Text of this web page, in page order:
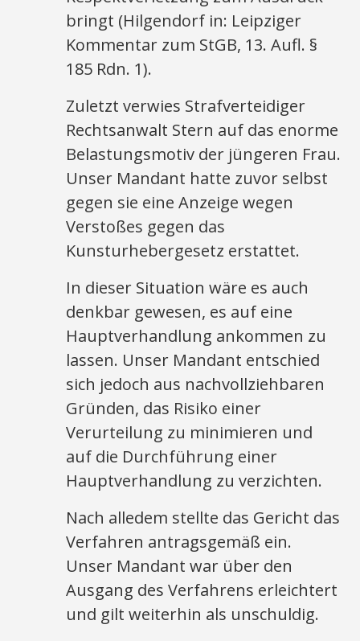
bringt (Hilgendorf in: Leipziger
Kommentar zum StGB, 13. Aufl. §
185 Rdn. 1).
Zuletzt verwies Strafverteidiger
Rechtsanwalt Stern auf das enorme
Belastungsmotiv der jüngeren Frau.
Unser Mandant hatte zuvor selbst
gegen sie eine Anzeige wegen
Verstoßes gegen das
Kunsturhebergesetz erstattet.
In dieser Situation wäre es auch
denkbar gewesen, es auf eine
Hauptverhandlung ankommen zu
lassen. Unser Mandant entschied
sich jedoch aus nachvollziehbaren
Gründen, das Risiko einer
Verurteilung zu minimieren und
auf die Durchführung einer
Hauptverhandlung zu verzichten.
Nach alledem stellte das Gericht das
Verfahren antragsgemäß ein.
Unser Mandant war über den
Ausgang des Verfahrens erleichtert
und gilt weiterhin als unschuldig.